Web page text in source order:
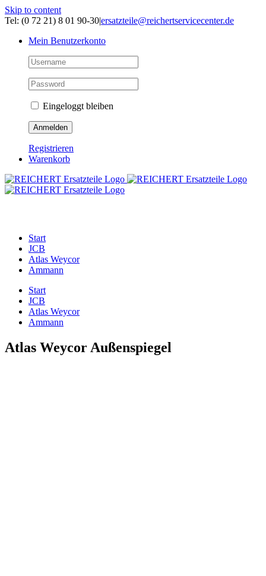
Skip to content
Tel: (0 72 21) 8 01 90-30|ersatzteile@reichertservicecenter.de
Mein Benutzerkonto
Eingeloggt bleiben
Registrieren
Warenkorb
Start
JCB
Atlas Weycor
Ammann
Start
JCB
Atlas Weycor
Ammann
Atlas Weycor Außenspiegel